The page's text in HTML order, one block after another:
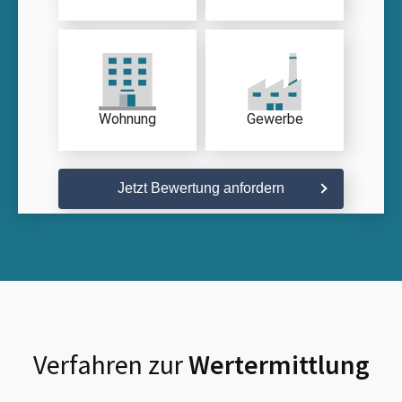
Wohnung Gewerbe
Jetzt Bewertung anfordern
Verfahren zurWertermittlung